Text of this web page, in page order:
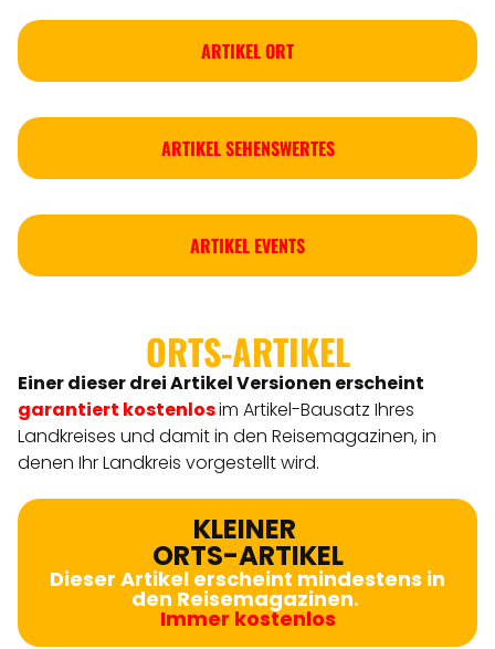
ARTIKEL ORT
ARTIKEL SEHENSWERTES
ARTIKEL EVENTS
ORTS-ARTIKEL
Einer dieser drei Artikel Versionen erscheint
garantiert kostenlosim Artikel-Bausatz Ihres
Landkreises und damit in den Reisemagazinen, in
denen Ihr Landkreis vorgestellt wird.
KLEINER
ORTS-ARTIKEL
Dieser Artikel erscheint mindestens in
den Reisemagazinen.
Immer kostenlos